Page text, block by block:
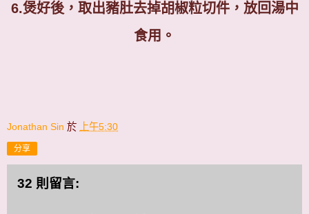
6.煲好後，取出豬肚去掉胡椒粒切件，放回湯中
食用。
Jonathan Sin 於 上午5:30
分享
32 則留言: